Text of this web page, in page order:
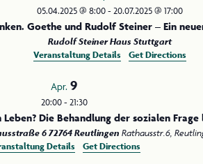
05.04.2025 @ 8:00- 20.07.2025 @ 17:00
Goethe und Rudolf Steiner – Ein
Rudolf Steiner Haus Stuttgart
Veranstaltung Details
Get Directions
Apr. 9
20:00- 21:30
Die Behandlung der sozialen
6 72764 Reutlingen
Rathausstr.6,
Details
Get Directions